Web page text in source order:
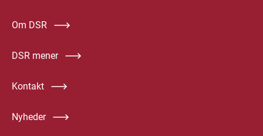
Om DSR
DSR mener
Kontakt
Nyheder